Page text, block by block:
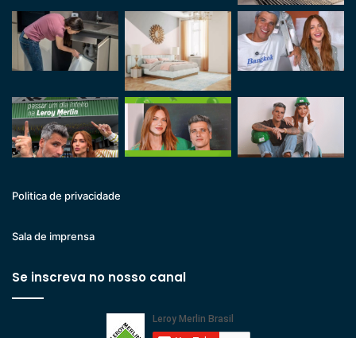
Politica de privacidade
Sala de imprensa
Se inscreva no nosso canal